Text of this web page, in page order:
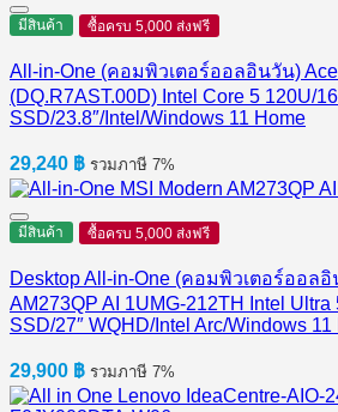
มีสินค้า ซื้อครบ 5,000 ส่งฟรี
All-in-One (คอมพิวเตอร์ออลอินวัน)
(DQ.R7AST.00D) Intel Core 5 120U/
SSD/23.8″/Intel/Windows 11 Home
29,240 ฿ รวมภาษี 7%
มีสินค้า ซื้อครบ 5,000 ส่งฟรี
Desktop All-in-One (คอมพิวเตอร์ออลอิ
AM273QP AI 1UMG-212TH Intel
SSD/27″ WQHD/Intel Arc/Windows 11
29,900 ฿ รวมภาษี 7%